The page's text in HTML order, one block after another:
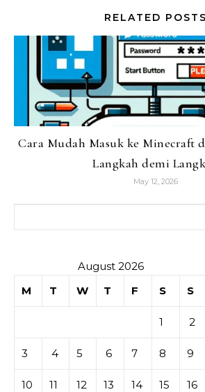
RELATED POSTS
Cara Mudah Masuk ke Minecraft
Langkah demi
May 12, 2026
August 2026
M
T W T F S S
1 2
3 4 5 6 7 8 9
10 11 12 13 14 15 16